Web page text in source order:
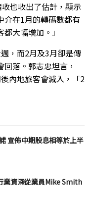
也收出了估計，顯示
介在1月的轉碼數都有
大幅增加。」
，而2月及3月卻是傳
落。郭志忠坦言，
內地旅客會減入，「2
宣佈中期股息相等於上半
業資深從業員Mike Smith